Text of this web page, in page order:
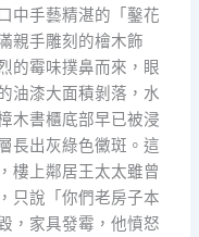
中手藝精湛的「鑿花
親手雕刻的檜木飾
的霉味撲鼻而來，眼
油漆大面積剝落，水
木書櫃底部早已被浸
長出灰綠色黴斑。這
樓上鄰居王太太雖曾
只說「你們老房子本
，家具發霉，他憤怒